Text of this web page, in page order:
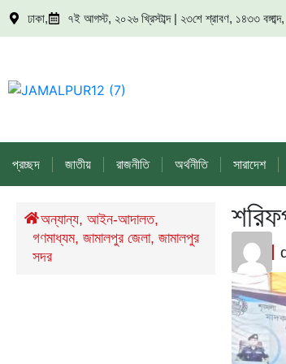
ঢাকা, ৭ই আগস্ট, ২০২৬ খ্রিস্টাব্দ | ২৩শে শ্রাবণ, ১৪৩৩
প্রচ্ছদ জাতীয় রাজনীতি অর্থনীতি সারাদেশ
/অন্যান্য, আইন-আদালত,
গণমাধ্যম, জামালপুর জেলা, জামালপুর
সদর